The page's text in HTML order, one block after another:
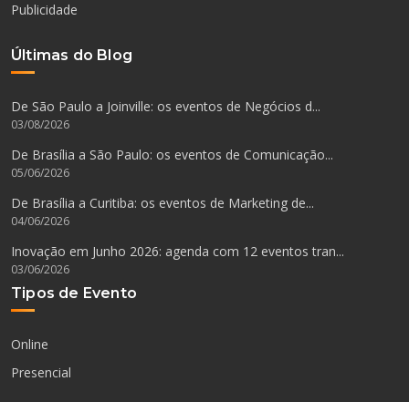
Publicidade
Últimas do Blog
De São Paulo a Joinville: os eventos de Negócios d...
03/08/2026
De Brasília a São Paulo: os eventos de Comunicação...
05/06/2026
De Brasília a Curitiba: os eventos de Marketing de...
04/06/2026
Inovação em Junho 2026: agenda com 12 eventos tran...
03/06/2026
Tipos de Evento
Online
Presencial